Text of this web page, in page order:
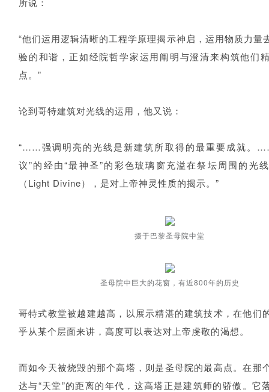
“他们运用逻辑清晰的工程学原理揭示神启，运用物质力量
验的和谐，正如经院哲学家运用阐明与澄清来构筑他们
点。”
论到哥特建筑对光线的运用，他又说：
“……强调明亮的光线是新建筑所取得的最重要成就。
议”的经由“最神圣”的彩色玻璃窗充溢在祭坛周围的光
（Light Divine），是对上帝神灵性质的揭示。”
摄于巴黎圣母院中堂
圣母院中巨大的花窗，有近800年的历史
哥特式教堂被越建越高，以展示精湛的建筑技术，在他们
乎从某个层面来讲，高度可以表达对上帝虔敬的渴想。
而如今天被烧毁的那个高塔，则是圣母院的最高点。在那
达与“天堂”的距离的年代，这高塔正是建筑师的骄傲。它